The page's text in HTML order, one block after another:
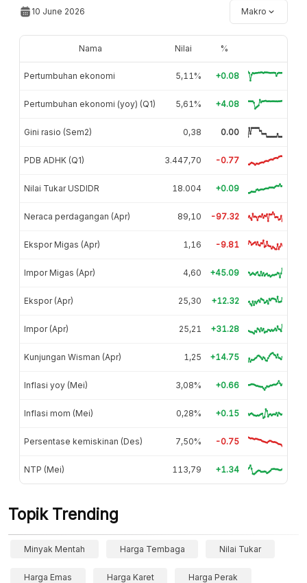
10 June 2026 Makro
Nama Nilai %
Pertumbuhan ekonomi 5,11% +0.08
Pertumbuhan ekonomi (yoy) (Q1) 5,61% +4.08
Gini rasio (Sem2) 0,38 0.00
PDB ADHK (Q1) 3.447,70 -0.77
Nilai Tukar USDIDR 18.004 +0.09
Neraca perdagangan (Apr) 89,10 -97.32
Ekspor Migas (Apr) 1,16 -9.81
Impor Migas (Apr) 4,60 +45.09
Ekspor (Apr) 25,30 +12.32
Impor (Apr) 25,21 +31.28
Kunjungan Wisman (Apr) 1,25 +14.75
Inflasi yoy (Mei) 3,08% +0.66
Inflasi mom (Mei) 0,28% +0.15
Persentase kemiskinan (Des) 7,50% -0.75
NTP (Mei) 113,79 +1.34
Topik Trending
Minyak Mentah Harga Tembaga Nilai Tukar
Harga Emas Harga Karet Harga Perak